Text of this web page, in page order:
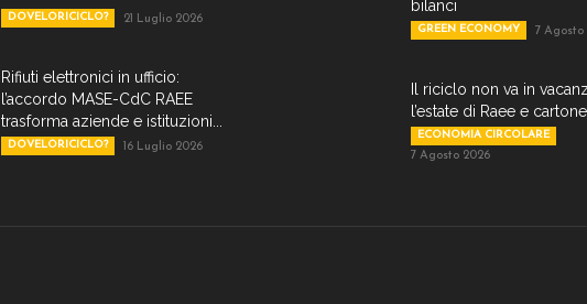
DOVELORICICLO? 21 Luglio 2026
Rifiuti elettronici in ufficio:
l’accordo MASE-CdC RAEE
trasforma aziende e istituzioni...
DOVELORICICLO? 16 Luglio 2026
bilanci
GREEN ECONOMY 7 Agosto
Il riciclo non va in
l’estate di Raee e cartone
ECONOMIA CIRCOLARE
7 Agosto 2026